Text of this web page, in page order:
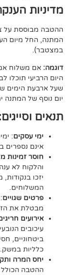
הנקודות:
ההטבה
לבקש את ההטבה
לצבור 25 נקודות נוספות.
: ימים א'-ה' בלבד.
במניין הימים.
מצד הלקוח:
ענה או דחה את
מכיוון שהעיכוב
: הזנת כתובת
הזכאות לקבלת
חריגים במשק: ההטבה
מכוח עליון
חסימות כבישים, מזג
ותקרת הטבה
לא יעבור את ה-500 נקודות.